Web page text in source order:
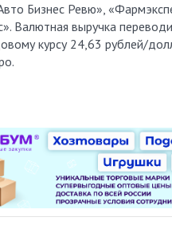
Бизнес Ревю»,
Валютная выручка
курсу 24,63 рублей/